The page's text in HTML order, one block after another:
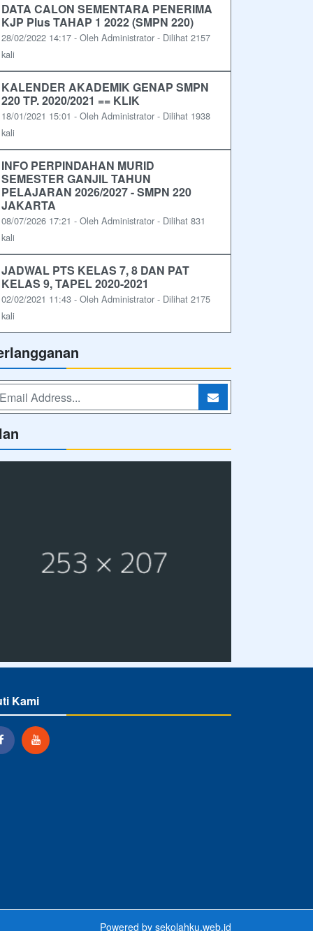
DATA CALON SEMENTARA PENERIMA
KJP Plus TAHAP 1 2022 (SMPN 220)
28/02/2022 14:17 - Oleh Administrator - Dilihat 2157
kali
KALENDER AKADEMIK GENAP SMPN
220 TP. 2020/2021 == KLIK
18/01/2021 15:01 - Oleh Administrator - Dilihat 1938
kali
INFO PERPINDAHAN MURID
SEMESTER GANJIL TAHUN
PELAJARAN 2026/2027 - SMPN 220
JAKARTA
08/07/2026 17:21 - Oleh Administrator - Dilihat 831
kali
JADWAL PTS KELAS 7, 8 DAN PAT
KELAS 9, TAPEL 2020-2021
02/02/2021 11:43 - Oleh Administrator - Dilihat 2175
kali
Kami
Powered by sekolahku.web.id